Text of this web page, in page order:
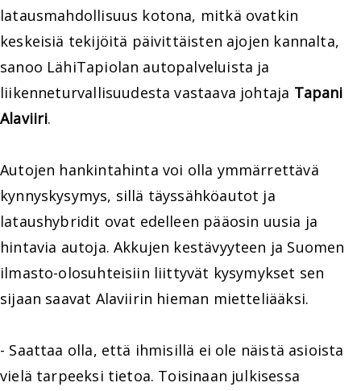
latausmahdollisuus kotona, mitkä ovatkin
keskeisiä tekijöitä päivittäisten ajojen kannalta,
sanoo LähiTapiolan autopalveluista ja
liikenneturvallisuudesta vastaava johtaja Tapani
Alaviiri.
Autojen hankintahinta voi olla ymmärrettävä
kynnyskysymys, sillä täyssähköautot ja
lataushybridit ovat edelleen pääosin uusia ja
hintavia autoja. Akkujen kestävyyteen ja Suomen
ilmasto-olosuhteisiin liittyvät kysymykset sen
sijaan saavat Alaviirin hieman mietteliääksi.
- Saattaa olla, että ihmisillä ei ole näistä asioista
vielä tarpeeksi tietoa. Toisinaan julkisessa